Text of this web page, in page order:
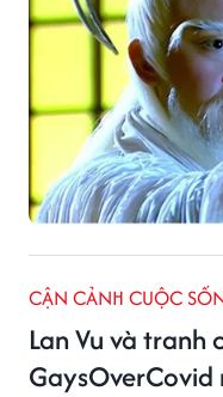
CẬN CẢNH CUỘC
Lan Vu và tranh